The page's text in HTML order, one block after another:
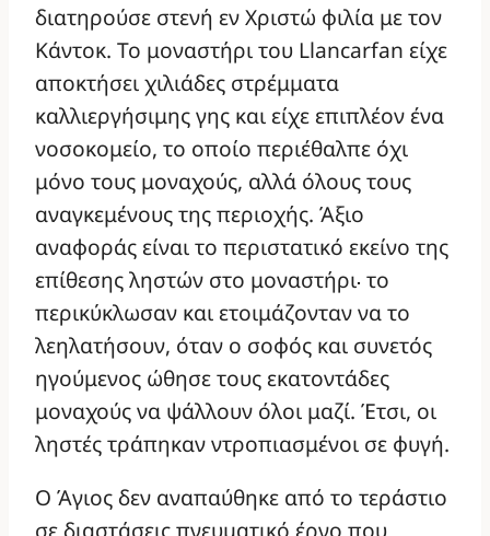
διατηρούσε στενή εν Χριστώ φιλία με τον
Κάντοκ. Το μοναστήρι του Llancarfan είχε
αποκτήσει χιλιάδες στρέμματα
καλλιεργήσιμης γης και είχε επιπλέον ένα
νοσοκομείο, το οποίο περιέθαλπε όχι
μόνο τους μοναχούς, αλλά όλους τους
αναγκεμένους της περιοχής. Άξιο
αναφοράς είναι το περιστατικό εκείνο της
επίθεσης ληστών στο μοναστήρι· το
περικύκλωσαν και ετοιμάζονταν να το
λεηλατήσουν, όταν ο σοφός και συνετός
ηγούμενος ώθησε τους εκατοντάδες
μοναχούς να ψάλλουν όλοι μαζί. Έτσι, οι
ληστές τράπηκαν ντροπιασμένοι σε φυγή.
Ο Άγιος δεν αναπαύθηκε από το τεράστιο
σε διαστάσεις πνευματικό έργο που